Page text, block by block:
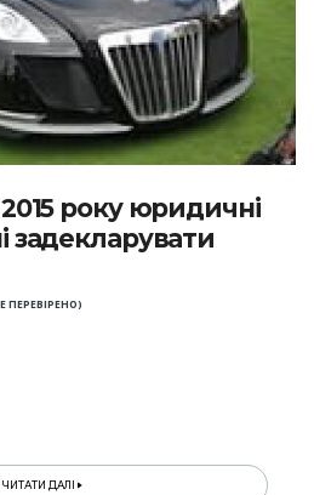
року юридичні
задекларувати
ПЕРЕВІРЕНО)
ЧИТАТИ ДАЛІ